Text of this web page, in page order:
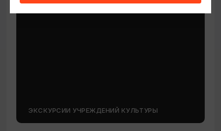
ЭКСКУРСИИ УЧРЕЖДЕНИЙ КУЛЬТУРЫ